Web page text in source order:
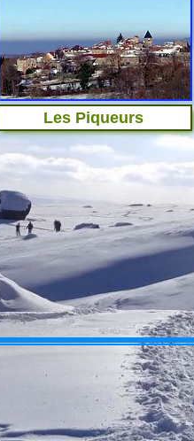
Les Piqueurs